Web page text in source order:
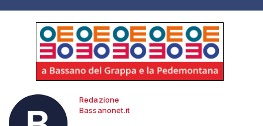
Redazione
Bassanonet.it